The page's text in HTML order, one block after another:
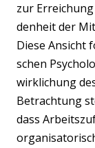
zur
den­heit der
Die­se Ansicht
schen
wirk­li­chung
Betrach­tung
dass